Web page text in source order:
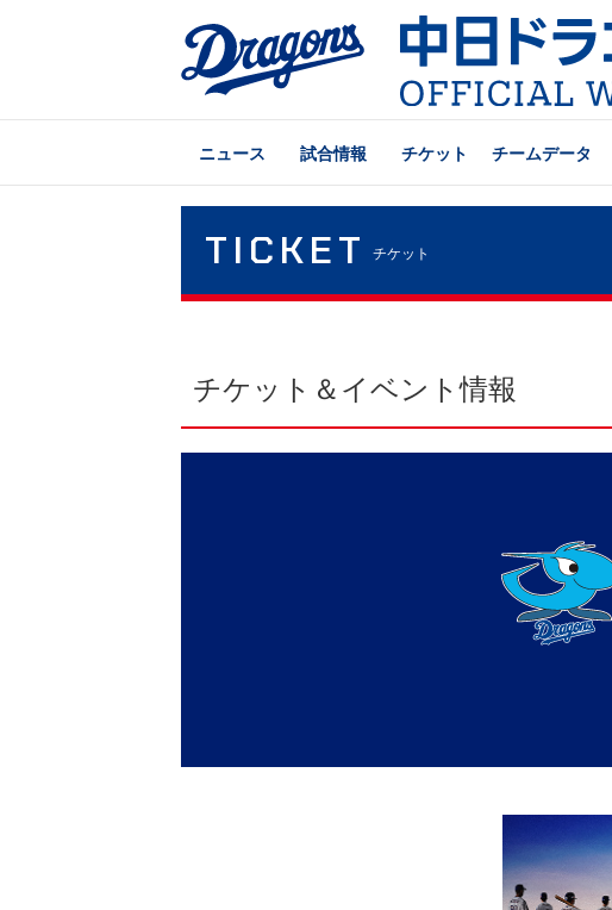
ニュース 試合情報 チケット チームデータ
TICKET チケット
チケット＆イベント情報